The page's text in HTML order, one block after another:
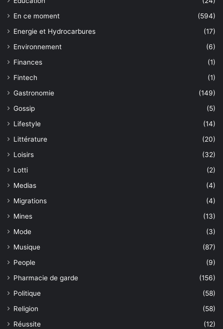
En ce moment
(594)
Energie et Hydrocarbures
(17)
Environnement
(6)
Finances
(1)
Fintech
(1)
Gastronomie
(149)
Gossip
(5)
Lifestyle
(14)
Littérature
(20)
Loisirs
(32)
Lotti
(2)
Medias
(4)
Migrations
(4)
Mines
(13)
Mode
(3)
Musique
(87)
People
(9)
Pharmacie de garde
(156)
Politique
(58)
Religion
(58)
Réussite
(12)